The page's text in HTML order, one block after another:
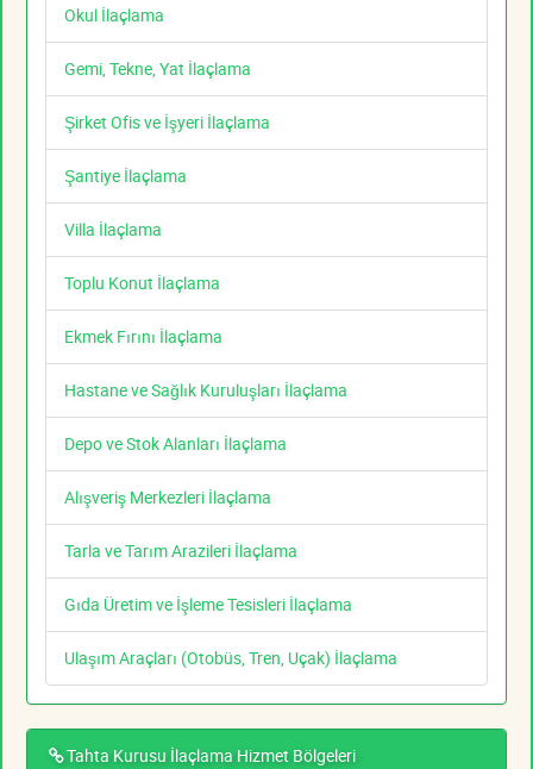
Okul İlaçlama
Gemi, Tekne, Yat İlaçlama
Şirket Ofis ve İşyeri İlaçlama
Şantiye İlaçlama
Villa İlaçlama
Toplu Konut İlaçlama
Ekmek Fırını İlaçlama
Hastane ve Sağlık Kuruluşları İlaçlama
Depo ve Stok Alanları İlaçlama
Alışveriş Merkezleri İlaçlama
Tarla ve Tarım Arazileri İlaçlama
Gıda Üretim ve İşleme Tesisleri İlaçlama
Ulaşım Araçları (Otobüs, Tren, Uçak) İlaçlama
Tahta Kurusu İlaçlama Hizmet Bölgeleri